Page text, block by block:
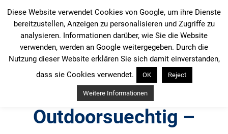
Inhalt
springen
Outdoorsuechtig –
Diese Website verwendet Cookies von Google, um ihre Dienste
bereitzustellen, Anzeigen zu personalisieren und Zugriffe zu
analysieren. Informationen darüber, wie Sie die Website
verwenden, werden an Google weitergegeben. Durch die
Nutzung dieser Website erklären Sie sich damit einverstanden,
dass sie Cookies verwendet.
OK Reject
Weitere Informationen